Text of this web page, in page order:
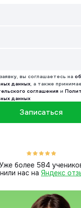
вы соглашаетесь на
данных, а также
соглашения и
данных
Записаться
более 584
нас на Яндекс